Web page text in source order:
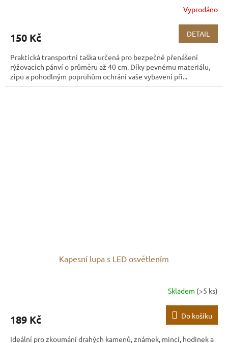
Vyprodáno
150 Kč DETAIL
Praktická transportní taška určená pro bezpečné přenášení
rýžovacích pánví o průměru až 40 cm. Díky pevnému materiálu,
zipu a pohodlným popruhům ochrání vaše vybavení při...
Kapesní lupa s LED osvětlením
Skladem (>5 ks)
189 Kč Do košíku
Ideální pro zkoumání drahých kamenů, známek, mincí, hodinek a